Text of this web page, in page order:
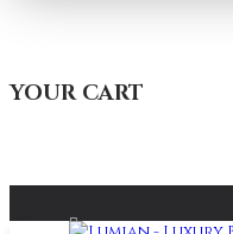
YOUR CART